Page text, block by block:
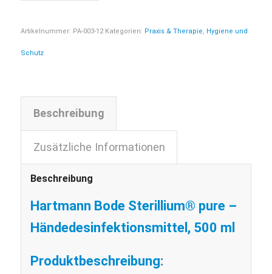
Artikelnummer: PA-003-12 Kategorien: Praxis & Therapie, Hygiene und
Schutz
Beschreibung
Zusätzliche Informationen
Beschreibung
Hartmann Bode Sterillium® pure –
Händedesinfektionsmittel, 500 ml
Produktbeschreibung: